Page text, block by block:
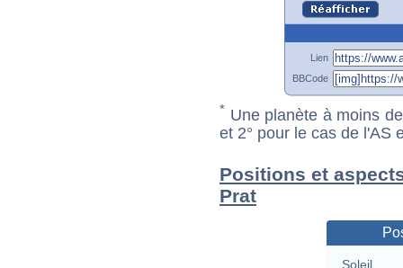
Lien
BBCode
* Une planète à moins
et 2° pour le cas de l'AS
Positions et
Prat
Soleil